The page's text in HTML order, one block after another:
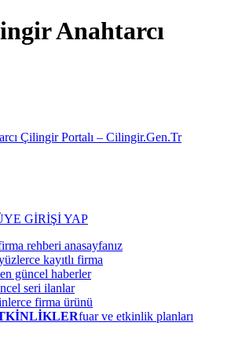
Anahtarcı
GİRİŞİ YAP
rehberi anasayfanız
kayıtlı firma
en güncel haberler
seri ilanlar
firma ürünü
fuar ve etkinlik planları